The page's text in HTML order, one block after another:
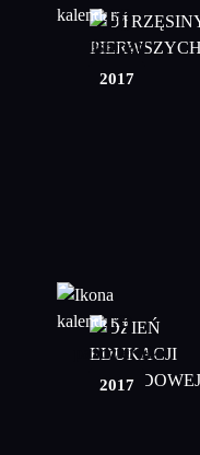
10
listopad
2017
19
październik
2017